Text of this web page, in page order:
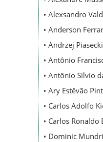
• Alexsandro
• Anderson
• Andrzej
• Antônio
• Antônio Silvio
• Ary Estêvão
• Carlos Adolfo
• Carlos Ronaldo
• Dominic